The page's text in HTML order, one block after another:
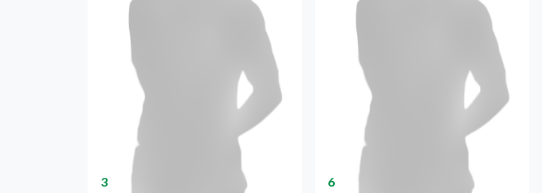
3
6